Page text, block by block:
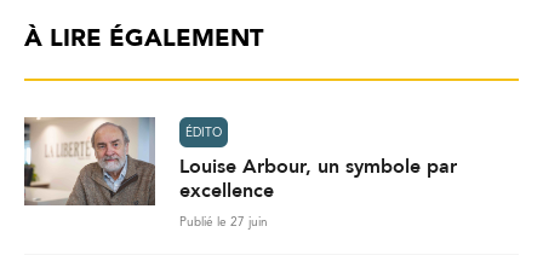
À LIRE ÉGALEMENT
ÉDITO
Louise Arbour, un symbole par
excellence
Publié le 27 juin